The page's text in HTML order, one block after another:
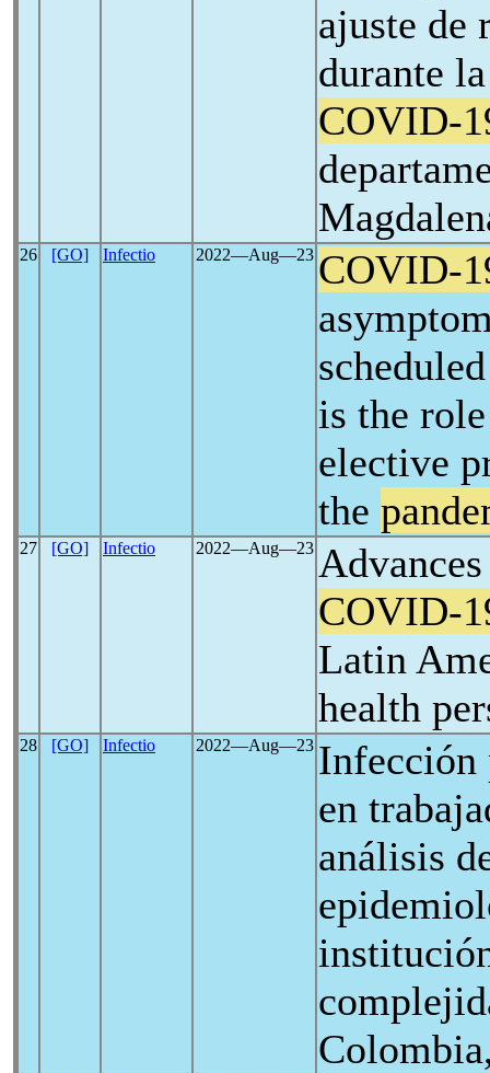
ajuste de
durante
COVID-
26 [GO] Infectio 2022―Aug―23 COVID-
is the
elective
the
27 [GO] Infectio 2022―Aug―23
COVID-
Latin
health
28 [GO] Infectio 2022―Aug―23
en
análisis